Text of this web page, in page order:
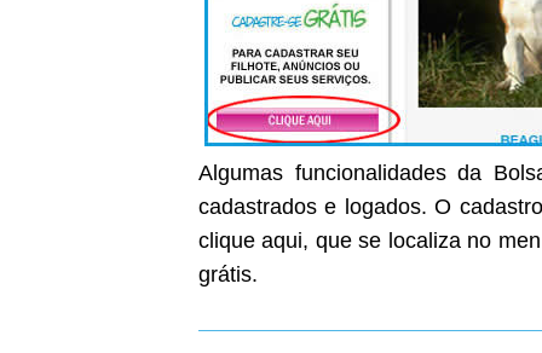
Algumas funcionalidades da
cadastrados e logados. O
clique aqui, que se localiza no
grátis.